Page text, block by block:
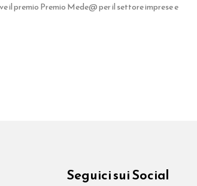
il premio Premio Mede@ per il settore imprese e
Seguici sui Social